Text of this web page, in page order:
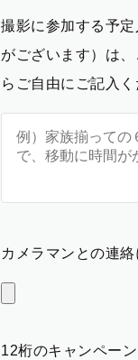
撮影に参加する予
がございます）は
らご自由にご記入く
カメラマンとの連
12桁のキャンペー